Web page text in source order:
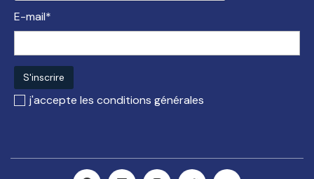
E-mail*
j'accepte les conditions générales